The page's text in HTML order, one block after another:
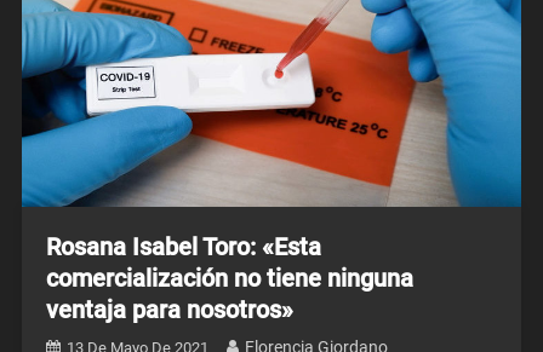
Rosana Isabel Toro: «Esta
comercialización no tiene ninguna
ventaja para nosotros»
13 De Mayo De 2021 Florencia Giordano